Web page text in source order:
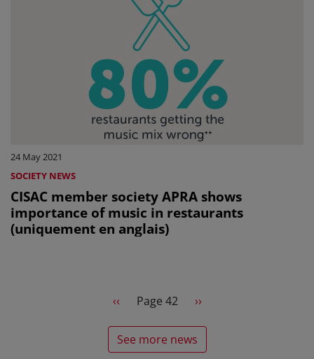
24 May 2021
SOCIETY NEWS
CISAC member society APRA shows
importance of music in restaurants
(uniquement en anglais)
PaginationPrevious page
‹‹ Page 42 Next page
››
See more news